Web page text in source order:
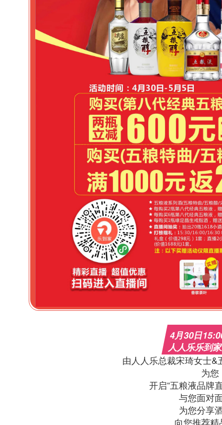
4月30日
人人乐乐到
由人人乐总裁宋琦女士&
为您
开启“五粮液品牌
与您面对
为您分享
向您推荐精